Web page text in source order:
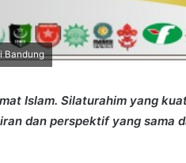
Bandung
Islam. Silaturahim yang
dan perspektif yang sama